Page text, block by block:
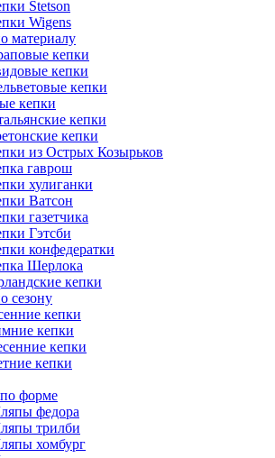
Stetson
Wigens
материалу
кепки
кепки
кепки
кепки
кепки
кепки
из Острых Козырьков
гаврош
хулиганки
Ватсон
газетчика
Гэтсби
конфедератки
Шерлока
кепки
сезону
кепки
кепки
кепки
кепки
форме
федора
трилби
хомбург